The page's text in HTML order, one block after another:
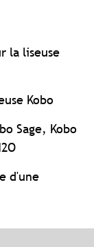
la liseuse
Kobo
Sage, Kobo
d'une